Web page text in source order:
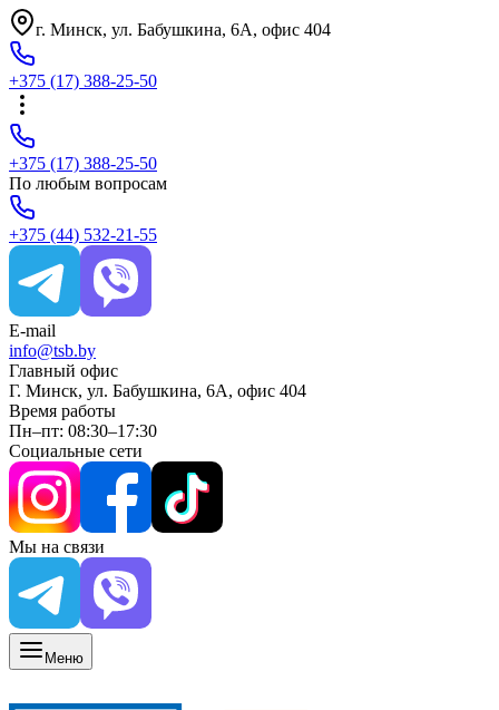
г. Минск, ул. Бабушкина, 6A, офис 404
+375 (17) 388-25-50
+375 (17) 388-25-50
По любым вопросам
+375 (44) 532-21-55
E-mail
info@tsb.by
Главный офис
Г. Минск, ул. Бабушкина, 6A, офис 404
Время работы
Пн–пт: 08:30–17:30
Социальные сети
Мы на связи
Меню